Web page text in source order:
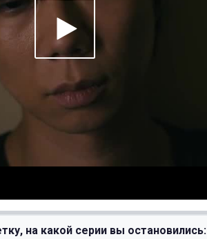
на какой серии вы остановились: